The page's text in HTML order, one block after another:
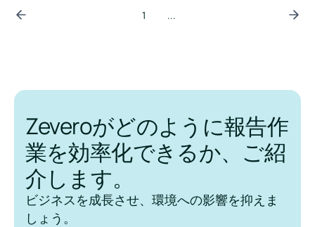
1 ...
Zeveroがどのように報告作
業を効率化できるか、ご紹
介します。
ビジネスを成長させ、環境への影響を抑えま
しょう。